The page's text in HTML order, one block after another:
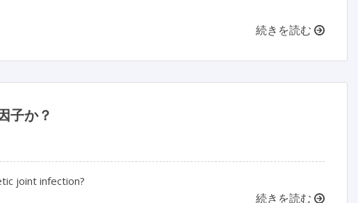
続きを読む
子か？
joint infection?
続きを読む